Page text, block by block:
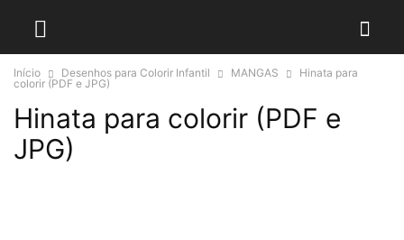
Início Desenhos para Colorir Infantil MANGAS
Hinata para
colorir (PDF e JPG)
Hinata para colorir (PDF e
JPG)